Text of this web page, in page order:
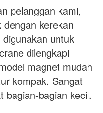
pelanggan kami,
kerekan
untuk
dilengkapi
magnet mudah
kompak. Sangat
bagian-bagian kecil.